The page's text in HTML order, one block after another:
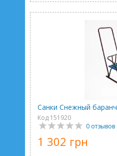
Санки Снежный
Код 151920
0 отзывов
1 302 грн